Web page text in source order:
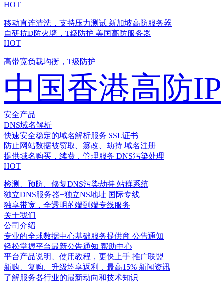
HOT
移动直连清洗，支持压力测试 新加坡高防服务器
自研抗D防火墙，T级防护 美国高防服务器
HOT
高带宽负载均衡，T级防护
中国香港高防IP
安全产品
DNS域名解析
快速安全稳定的域名解析服务 SSL证书
防止网站数据被窃取、篡改、劫持 域名注册
提供域名购买，续费，管理服务 DNS污染处理
HOT
检测、预防、修复DNS污染劫持 站群系统
独立DNS服务器+独立NS地址 国际专线
独享带宽，全透明的端到端专线服务
关于我们
公司介绍
专业的全球数据中心基础服务提供商 公告通知
轻松掌握平台最新公告通知 帮助中心
平台产品说明、使用教程，更快上手 推广联盟
新购、复购、升级均享返利，最高15% 新闻资讯
了解服务器行业的最新动向和技术知识